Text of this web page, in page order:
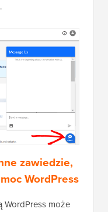
zawiedzie,
WordPress
WordPress może